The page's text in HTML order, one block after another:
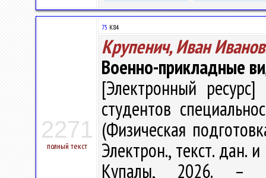
2271
полный текст
75 К84
Крупенич, Иван
Военно-прикладные
[Электронный
студентов
(Физическая
Электрон., текст. дан.
Купалы, 2026. –